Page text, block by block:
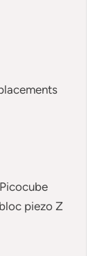
piezo Z